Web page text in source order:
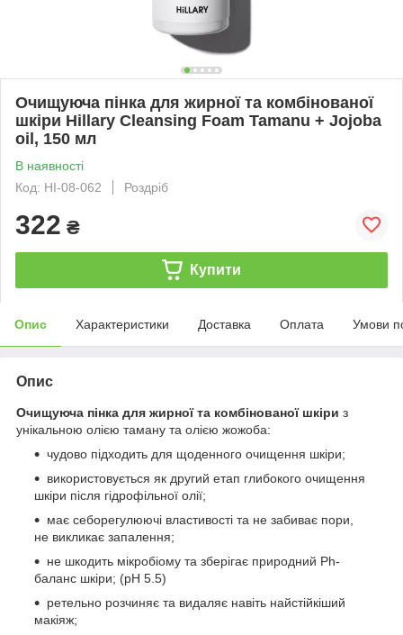
Очищуюча пінка для жирної та комбінованої
шкіри Hillary Cleansing Foam Tamanu + Jojoba
oil, 150 мл
В наявності
Код: HI-08-062
Роздріб
322 ₴
Купити
Опис Характеристики Доставка Оплата Умови
Опис
Очищуюча пінка для жирної та комбінованої шкіри з
унікальною олією таману та олією жожоба:
чудово підходить для щоденного очищення шкіри;
використовується як другий етап глибокого очищення
шкіри після гідрофільної олії;
має себорегулюючі властивості та не забиває пори,
не викликає запалення;
не шкодить мікробіому та зберігає природний Ph-
баланс шкіри; (pH 5.5)
ретельно розчиняє та видаляє навіть найстійкіший
макіяж;